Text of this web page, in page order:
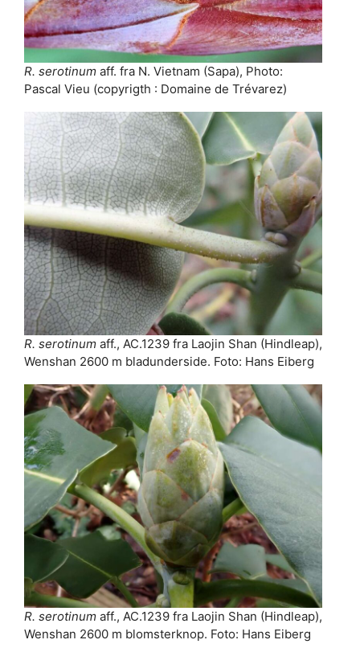
R. serotinum aff. fra N. Vietnam (Sapa), Photo:
Pascal Vieu (copyrigth : Domaine de Trévarez)
R. serotinum aff., AC.1239 fra Laojin Shan (Hindleap),
Wenshan 2600 m bladunderside. Foto: Hans Eiberg
R. serotinum aff., AC.1239 fra Laojin Shan (Hindleap),
Wenshan 2600 m blomsterknop. Foto: Hans Eiberg